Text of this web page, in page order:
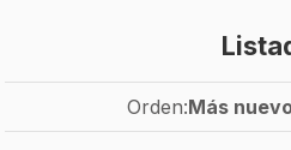
Orden:Más